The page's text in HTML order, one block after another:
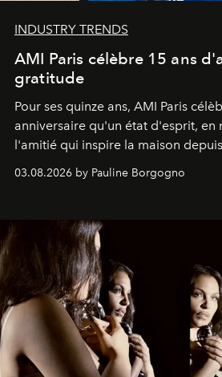
INDUSTRY TRENDS
AMI Paris célèbre 15 ans
gratitude
Pour ses quinze ans, AMI Paris
anniversaire qu'un état d'esprit, en
l'amitié qui inspire la maison
03.08.2026 by Pauline Borgogno